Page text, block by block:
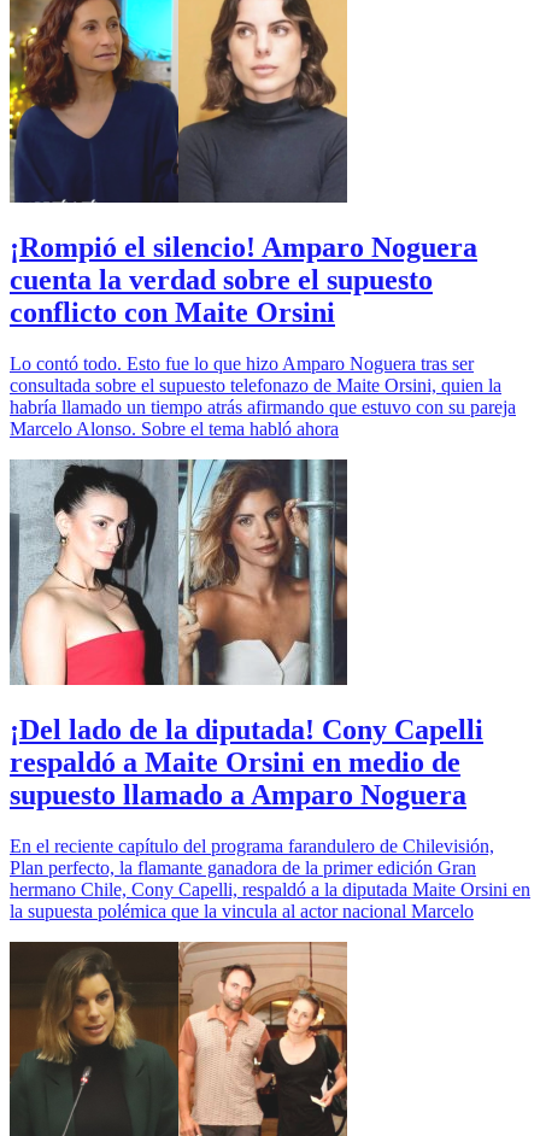
¡Rompió el silencio! Amparo Noguera
cuenta la verdad sobre el supuesto
conflicto con Maite Orsini
Lo contó todo. Esto fue lo que hizo Amparo Noguera tras ser
consultada sobre el supuesto telefonazo de Maite Orsini, quien la
habría llamado un tiempo atrás afirmando que estuvo con su pareja
Marcelo Alonso. Sobre el tema habló ahora
¡Del lado de la diputada! Cony Capelli
respaldó a Maite Orsini en medio de
supuesto llamado a Amparo Noguera
En el reciente capítulo del programa farandulero de Chilevisión,
Plan perfecto, la flamante ganadora de la primer edición Gran
hermano Chile, Cony Capelli, respaldó a la diputada Maite Orsini en
la supuesta polémica que la vincula al actor nacional Marcelo